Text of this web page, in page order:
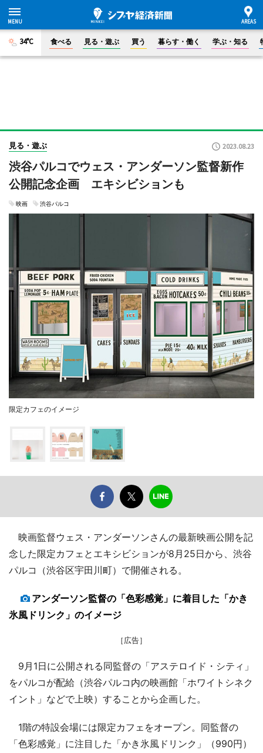
34°C 食べる 見る・遊ぶ 買う 暮らす・働く 学ぶ・知る
見る・遊ぶ 2023.08.23
渋谷パルコでウェス・アンダーソン監督新作
公開記念企画 エキシビションも
映画 渋谷パルコ
限定カフェのイメージ
映画監督ウェス・アンダーソンさんの最新映画公開を記
念した限定カフェとエキシビションが8月25日から、渋谷
パルコ（渋谷区宇田川町）で開催される。
アンダーソン監督の「色彩感覚」に着目した「かき
氷風ドリンク」のイメージ
［広告］
9月1日に公開される同監督の「アステロイド・シティ」
をパルコが配給（渋谷パルコ内の映画館「ホワイトシネク
イント」などで上映）することから企画した。
1階の特設会場には限定カフェをオープン。同監督の
「色彩感覚」に注目した「かき氷風ドリンク」（990円）